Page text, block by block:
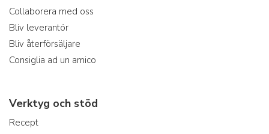
Collaborera med oss
Bliv leverantör
Bliv återförsäljare
Consiglia ad un amico
Verktyg och stöd
Recept